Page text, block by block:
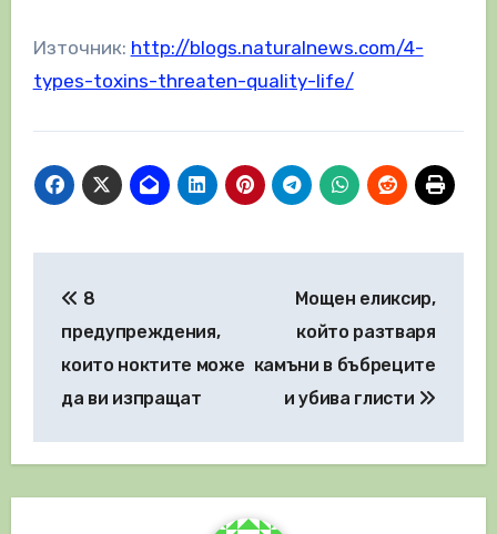
Източник: http://blogs.naturalnews.com/4-
types-toxins-threaten-quality-life/
8
предупреждения,
които ноктите може
да ви изпращат
Мощен еликсир,
който разтваря
камъни в бъбреците
и убива глисти